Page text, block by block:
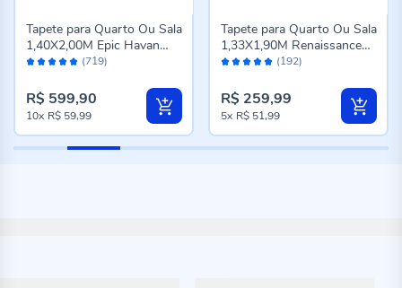
Avaliação: (719)
Tapete para Quarto Ou Sala
1,40X2,00M Epic Havan
Casa - Cinza Novo
R$ 599,90
10x R$ 59,99
Avaliação: (192)
Tapete para Quarto Ou Sala
1,33X1,90M Renaissance
Havan Casa - Genova
R$ 259,99
5x R$ 51,99